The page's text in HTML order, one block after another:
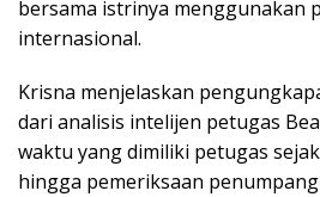
bersama istrinya menggunakan
internasional.
Krisna menjelaskan
dari analisis intelijen petugas
waktu yang dimiliki petugas
hingga pemeriksaan